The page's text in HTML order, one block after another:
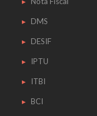
DMS
DESIF
IPTU
ITBI
BCI